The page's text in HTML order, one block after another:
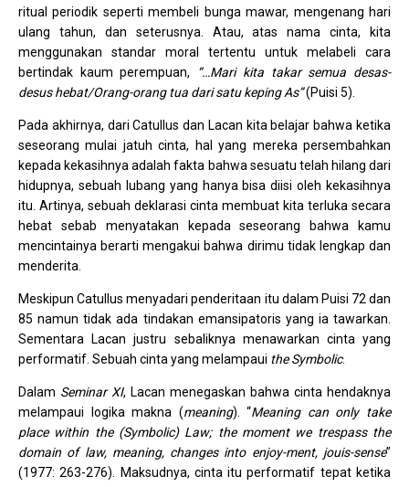
ritual periodik seperti membeli bunga mawar, mengenang hari
ulang tahun, dan seterusnya. Atau, atas nama cinta, kita
menggunakan standar moral tertentu untuk melabeli cara
bertindak kaum perempuan,
“…Mari kita takar semua desas-
desus hebat/Orang-orang tua dari satu keping As”(Puisi 5).
Pada akhirnya, dari Catullus dan Lacan kita belajar bahwa ketika
seseorang mulai jatuh cinta, hal yang mereka persembahkan
kepada kekasihnya adalah fakta bahwa sesuatu telah hilang dari
hidupnya, sebuah lubang yang hanya bisa diisi oleh kekasihnya
itu. Artinya, sebuah deklarasi cinta membuat kita terluka secara
hebat sebab menyatakan kepada seseorang bahwa kamu
mencintainya berarti mengakui bahwa dirimu tidak lengkap dan
menderita.
Meskipun Catullus menyadari penderitaan itu dalam Puisi 72 dan
85 namun tidak ada tindakan emansipatoris yang ia tawarkan.
Sementara Lacan justru sebaliknya menawarkan cinta yang
performatif. Sebuah cinta yang melampaui the Symbolic.
Dalam Seminar XI, Lacan menegaskan bahwa cinta hendaknya
melampaui logika makna (meaning). “Meaning can only take
place within the (Symbolic) Law; the moment we trespass the
domain of law, meaning, changes into enjoy-ment, jouis-sense”
(1977: 263-276). Maksudnya, cinta itu performatif tepat ketika